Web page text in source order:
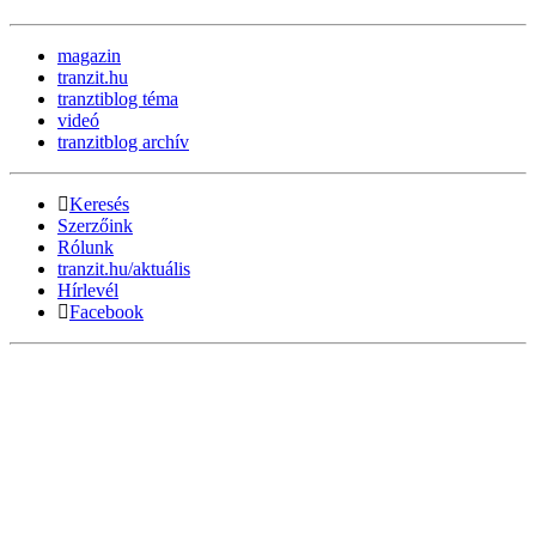
magazin
tranzit.hu
tranztiblog téma
videó
tranzitblog archív
Keresés
Szerzőink
Rólunk
tranzit.hu/aktuális
Hírlevél
Facebook